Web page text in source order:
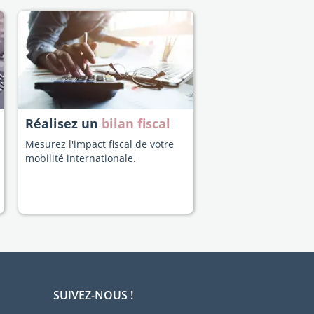
Réalisez un bilan fiscal
Mesurez l'impact fiscal de votre
mobilité internationale.
SUIVEZ-NOUS !